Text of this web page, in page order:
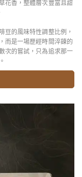
花香，整體層次豐富且甜
豆的風味特性調整比例，
而是一場歷經時間淬鍊的
次的嘗試，只為追求那一